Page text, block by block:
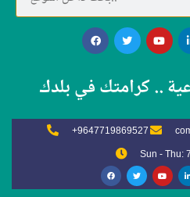
.. كرامتك في بلدك
+9647719869527
Sun - Thu:
امتحانات الطلبة